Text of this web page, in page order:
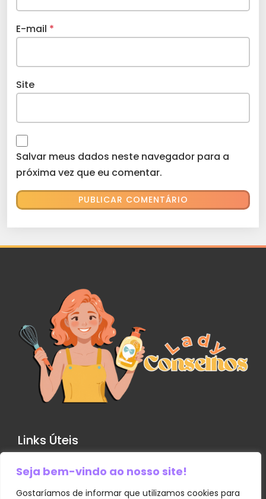
Seja bem-vindo ao nosso site!
Gostaríamos de informar que utilizamos cookies para
E-mail *
Site
Salvar meus dados neste navegador para a
próxima vez que eu comentar.
Links Úteis
Contato
Política de Privacidade